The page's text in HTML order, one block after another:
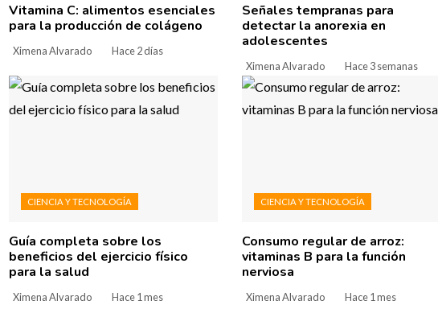
Vitamina C: alimentos esenciales
para la producción de colágeno
Ximena Alvarado Hace 2 días
Señales tempranas para
detectar la anorexia en
adolescentes
Ximena Alvarado Hace 3 semanas
CIENCIA Y TECNOLOGÍA
Guía completa sobre los
beneficios del ejercicio físico
para la salud
Ximena Alvarado Hace 1 mes
CIENCIA Y TECNOLOGÍA
Consumo regular de arroz:
vitaminas B para la función
nerviosa
Ximena Alvarado Hace 1 mes